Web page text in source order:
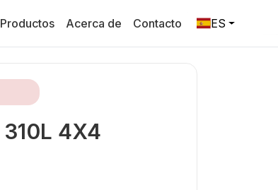
Productos Acerca de Contacto ES
310L 4X4